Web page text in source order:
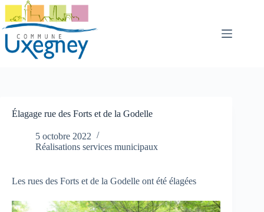
Passer
contenu
Élagage rue des Forts et de la Godelle
5 octobre 2022
Réalisations services municipaux
Les rues des Forts et de la Godelle ont été élagées